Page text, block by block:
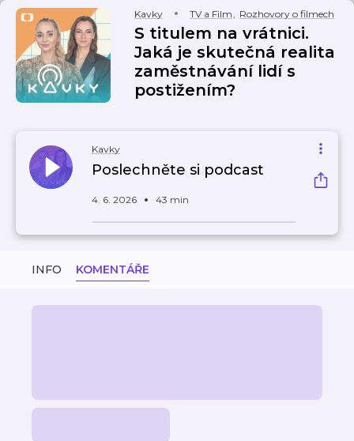
Kavky TV a Film, Rozhovory o filmech
S titulem na vrátnici.
Jaká je skutečná realita
zaměstnávání lidí s
postižením?
Kavky
Poslechněte si podcast
4. 6. 2026 43 min
INFO KOMENTÁŘE